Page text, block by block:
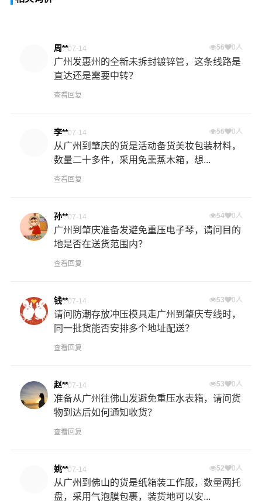
周**07-14 56 0人
广州发惠州的全新未拆封镀锌管，这条线路是
直达还是需要中转？
查看回复
李**07-14 56 0人
从广州到肇庆的货是活动备货美妆包装材料，
数量二十多件，采用免熏蒸木箱，想...
查看回复
孙**07-14 54 0人
广州到肇庆准备发避免重压电子琴，请问目的
地是否在送货范围内？
查看回复
钱**07-14 53 0人
请问防潮存放冲压模具走广州到肇庆专线时，
同一批货能否安排多个地址配送？
查看回复
赵**07-14 53 0人
准备从广州往佛山发避免重压水表箱，请问货
物到达后如何通知收货？
查看回复
姚**07-14 52 0人
从广州到佛山的货是纸箱装工作服，数量两托
盘，采用气泡膜包裹，装货地可以安...